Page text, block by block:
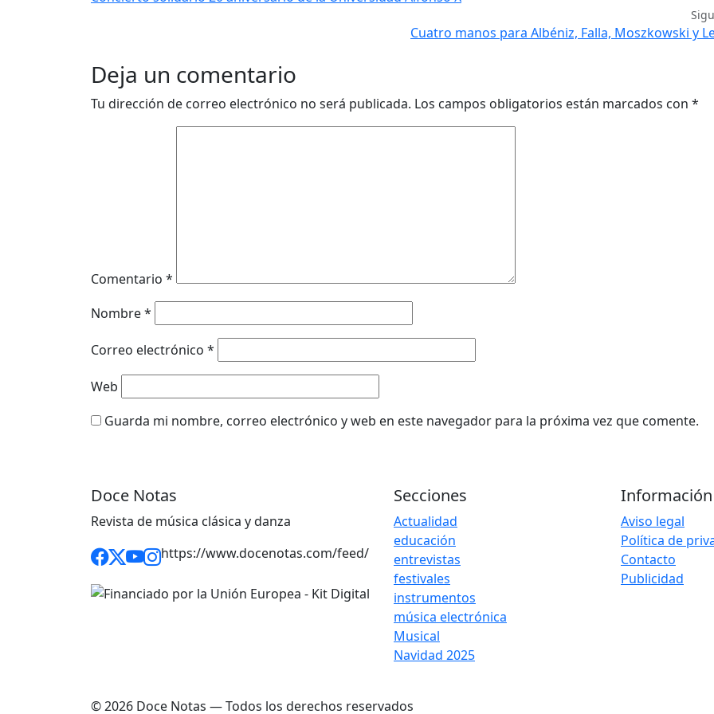
Cuatro manos para Albéniz, Falla, Moszkowski y
Deja un comentario
Tu dirección de correo electrónico no será publicada. Los campos obligatorios están marcados con *
Comentario *
Nombre*
Correo electrónico *
Web
Guarda mi nombre, correo electrónico y web en este navegador para la próxima vez que comente.
Doce Notas
Revista de música clásica y danza
https://www.docenotas.com/feed/
Secciones
Actualidad
educación
entrevistas
festivales
instrumentos
música electrónica
Musical
Navidad 2025
Información
Aviso legal
Política de
Contacto
Publicidad
© 2026 Doce Notas — Todos los derechos reservados